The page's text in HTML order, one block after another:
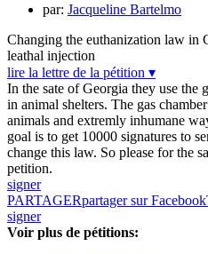
par: Jacqueline Bartelmo
Changing the euthanization law in
leathal injection
lire la lettre de la pétition ▾
In the sate of Georgia they use the
in animal shelters. The gas
animals and extremly inhumane
goal is to get 10000 signatures to
change this law. So please for the
petition.
signer
PARTAGERpartager sur Facebook
signer
Voir plus de pétitions: